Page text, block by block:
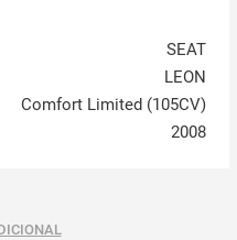
SEAT
LEON
Comfort Limited (105CV)
2008